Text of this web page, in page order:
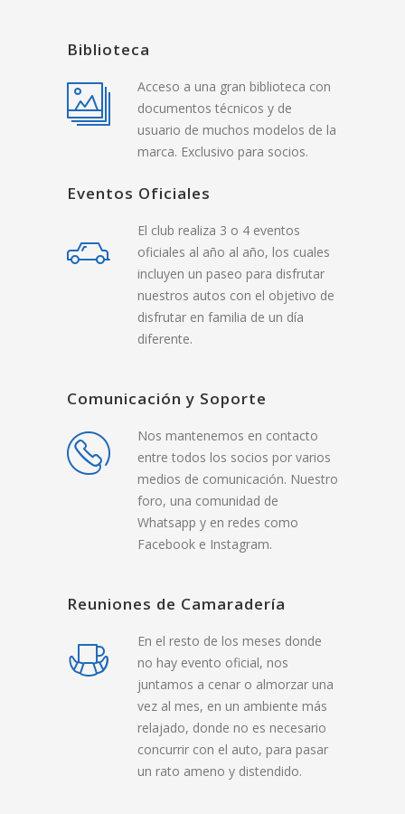
Biblioteca
Acceso a una gran biblioteca con
documentos técnicos y de
usuario de muchos modelos de la
marca. Exclusivo para socios.
Eventos Oficiales
El club realiza 3 o 4 eventos
oficiales al año al año, los cuales
incluyen un paseo para disfrutar
nuestros autos con el objetivo de
disfrutar en familia de un día
diferente.
Comunicación y Soporte
Nos mantenemos en contacto
entre todos los socios por varios
medios de comunicación. Nuestro
foro, una comunidad de
Whatsapp y en redes como
Facebook e Instagram.
Reuniones de Camaradería
En el resto de los meses donde
no hay evento oficial, nos
juntamos a cenar o almorzar una
vez al mes, en un ambiente más
relajado, donde no es necesario
concurrir con el auto, para pasar
un rato ameno y distendido.